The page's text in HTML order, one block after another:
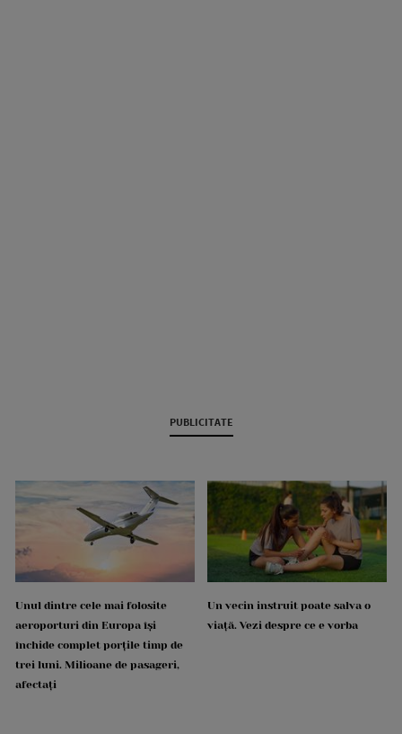
PUBLICITATE
Unul dintre cele mai folosite
aeroporturi din Europa își
închide complet porțile timp de
trei luni. Milioane de pasageri,
afectați
Un vecin instruit poate salva o
viață. Vezi despre ce e vorba